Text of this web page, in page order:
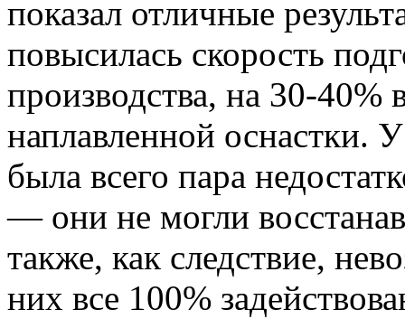
показал отличные
повысилась скорость
производства, на 30-40%
наплавленной оснастки.
была всего пара
— они не могли
также, как следствие,
них все 100%